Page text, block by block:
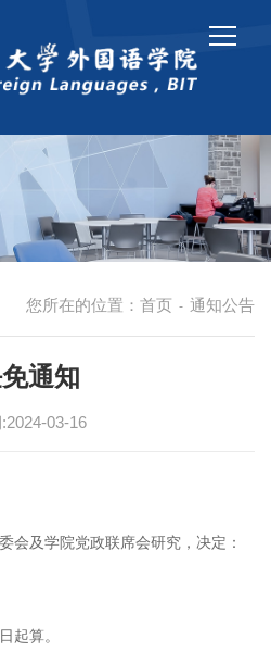
您所在的位置： 首页 - 通知公告
通知
03-16
会及学院党政联席会研究，决定：
起算。